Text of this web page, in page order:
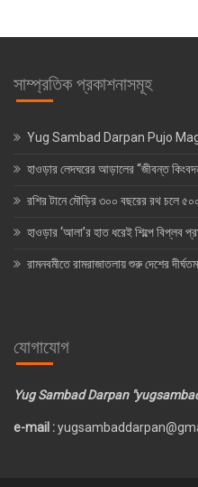
সাম্প্রতিক প্রকাশনাসমূহ
Yug Sambad Darpan Pujo
হাওড়ার লেদঘরের আড়ালের “জীবন্ত
রশির টানে মৌড়ির ৩০০ বছরের রথ চলে
হাওড়ার ‘আলা’র হাত ধরেই শিল্পে বিপ্লব
রামনবমীতে রামরাজাতলায় শুরু দেশের
যোগাযোগ
Yug Sambad Darpan
e-mail :